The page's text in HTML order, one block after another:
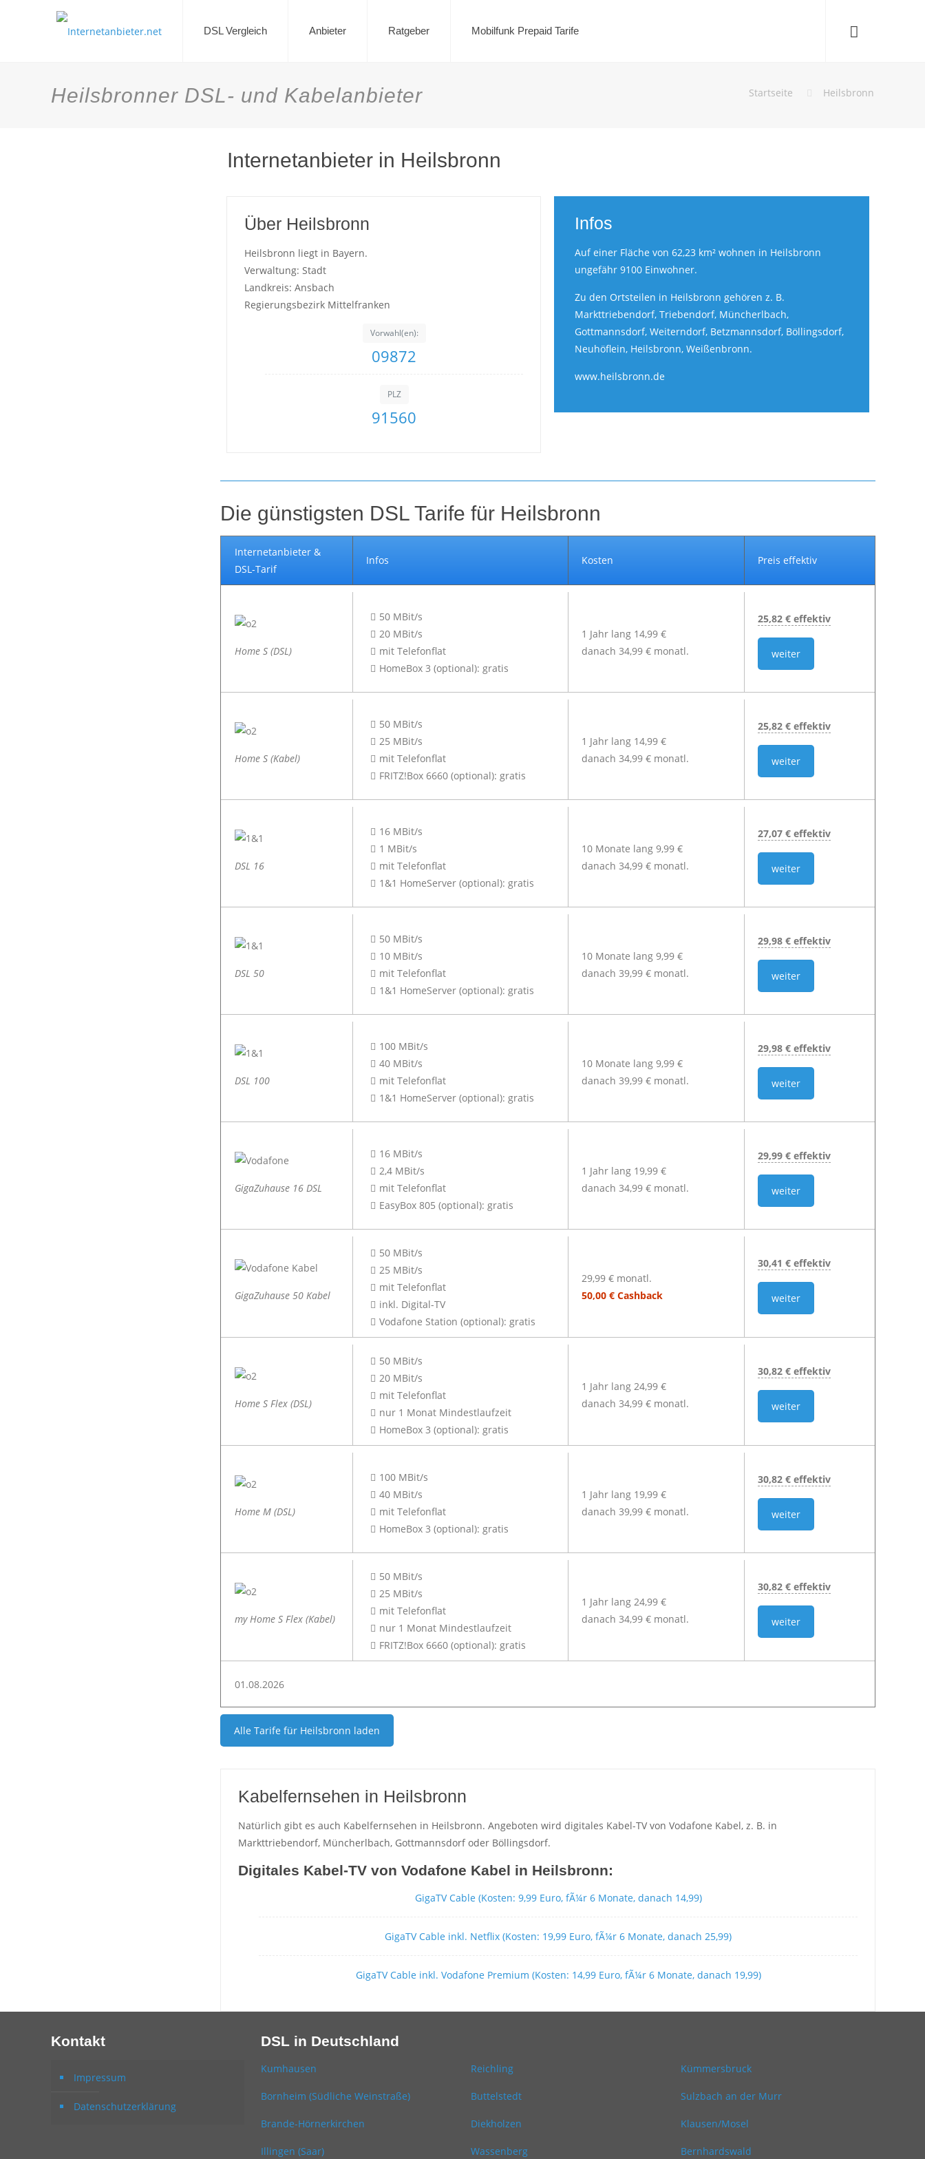
DSL Vergleich Anbieter Ratgeber Mobilfunk Prepaid Tarife
Heilsbronner DSL- und Kabelanbieter Startseite Heilsbronn
Internetanbieter in Heilsbronn
Über Heilsbronn
Heilsbronn liegt in Bayern.
Verwaltung: Stadt
Landkreis: Ansbach
Regierungsbezirk Mittelfranken
Vorwahl(en):
09872
PLZ
91560
Infos
Auf einer Fläche von 62,23 km² wohnen in Heilsbronn
ungefähr 9100 Einwohner.
Zu den Ortsteilen in Heilsbronn gehören z. B.
Markttriebendorf, Triebendorf, Müncherlbach,
Gottmannsdorf, Weiterndorf, Betzmannsdorf, Böllingsdorf,
Neuhöflein, Heilsbronn, Weißenbronn.
www.heilsbronn.de
Die günstigsten DSL Tarife für Heilsbronn
Internetanbieter &
DSL-Tarif
Infos Kosten Preis effektiv
Home S (DSL)
50 MBit/s
20 MBit/s
mit Telefonflat
HomeBox 3 (optional): gratis
1 Jahr lang 14,99 €
danach 34,99 € monatl.
25,82 € effektiv
weiter
Home S (Kabel)
50 MBit/s
25 MBit/s
mit Telefonflat
FRITZ!Box 6660 (optional): gratis
1 Jahr lang 14,99 €
danach 34,99 € monatl.
25,82 € effektiv
weiter
DSL 16
16 MBit/s
1 MBit/s
mit Telefonflat
1&1 HomeServer (optional): gratis
10 Monate lang 9,99 €
danach 34,99 € monatl.
27,07 € effektiv
weiter
DSL 50
50 MBit/s
10 MBit/s
mit Telefonflat
1&1 HomeServer (optional): gratis
10 Monate lang 9,99 €
danach 39,99 € monatl.
29,98 € effektiv
weiter
DSL 100
100 MBit/s
40 MBit/s
mit Telefonflat
1&1 HomeServer (optional): gratis
10 Monate lang 9,99 €
danach 39,99 € monatl.
29,98 € effektiv
weiter
GigaZuhause 16 DSL
16 MBit/s
2,4 MBit/s
mit Telefonflat
EasyBox 805 (optional): gratis
1 Jahr lang 19,99 €
danach 34,99 € monatl.
29,99 € effektiv
weiter
GigaZuhause 50 Kabel
50 MBit/s
25 MBit/s
mit Telefonflat
inkl. Digital-TV
Vodafone Station (optional): gratis
29,99 € monatl.
50,00 € Cashback
30,41 € effektiv
weiter
Home S Flex (DSL)
50 MBit/s
20 MBit/s
mit Telefonflat
nur 1 Monat Mindestlaufzeit
HomeBox 3 (optional): gratis
1 Jahr lang 24,99 €
danach 34,99 € monatl.
30,82 € effektiv
weiter
Home M (DSL)
100 MBit/s
40 MBit/s
mit Telefonflat
HomeBox 3 (optional): gratis
1 Jahr lang 19,99 €
danach 39,99 € monatl.
30,82 € effektiv
weiter
my Home S Flex (Kabel)
50 MBit/s
25 MBit/s
mit Telefonflat
nur 1 Monat Mindestlaufzeit
FRITZ!Box 6660 (optional): gratis
1 Jahr lang 24,99 €
danach 34,99 € monatl.
30,82 € effektiv
weiter
01.08.2026
Alle Tarife für Heilsbronn laden
Kabelfernsehen in Heilsbronn
Natürlich gibt es auch Kabelfernsehen in Heilsbronn. Angeboten wird digitales Kabel-TV von Vodafone Kabel, z. B. in
Markttriebendorf, Müncherlbach, Gottmannsdorf oder Böllingsdorf.
Digitales Kabel-TV von Vodafone Kabel in Heilsbronn:
GigaTV Cable (Kosten: 9,99 Euro, fÃ¼r 6 Monate, danach 14,99)
GigaTV Cable inkl. Netflix (Kosten: 19,99 Euro, fÃ¼r 6 Monate, danach 25,99)
GigaTV Cable inkl. Vodafone Premium (Kosten: 14,99 Euro, fÃ¼r 6 Monate, danach 19,99)
Kontakt
Impressum
Datenschutzerklärung
DSL in Deutschland
Kumhausen
Bornheim (Südliche Weinstraße)
Brande-Hörnerkirchen
Illingen (Saar)
Reichling
Buttelstedt
Diekholzen
Wassenberg
Kümmersbruck
Sulzbach an der Murr
Klausen/Mosel
Bernhardswald